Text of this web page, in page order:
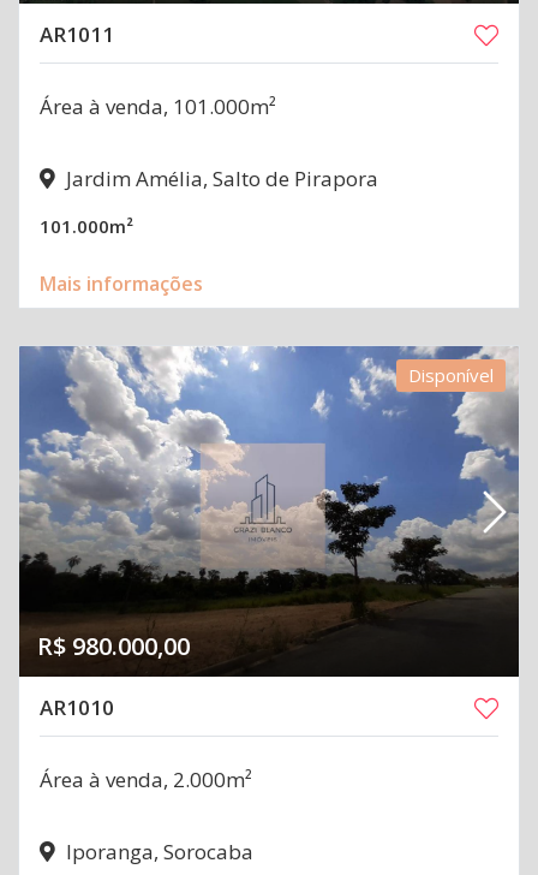
AR1011
Área à venda, 101.000m²
Jardim Amélia, Salto de Pirapora
101.000m²
Mais informações
Disponível
R$ 980.000,00
AR1010
Área à venda, 2.000m²
Iporanga, Sorocaba